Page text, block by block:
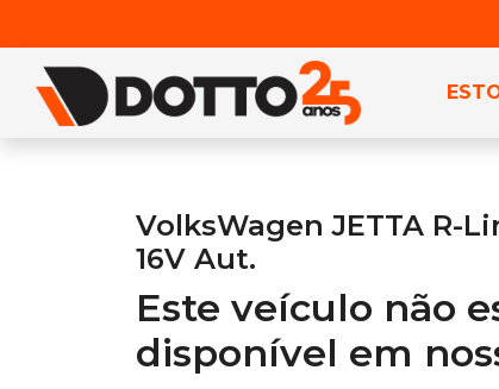
VolksWagen JETTA R-
16V Aut.
Este veículo não
disponível em